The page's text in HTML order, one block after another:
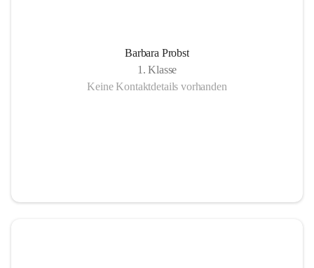
Barbara Probst
1. Klasse
Keine Kontaktdetails vorhanden